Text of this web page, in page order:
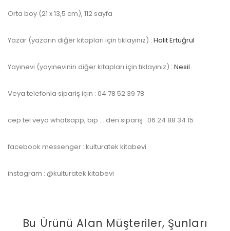
Orta boy (21 x 13,5 cm), 112 sayfa
Yazar (yazarın diğer kitapları için tıklayınız) : Halit Ertuğrul
Yayınevi (yayınevinin diğer kitapları için tıklayınız) : Nesil
Veya telefonla sipariş için : 04 78 52 39 78
cep tel veya whatsapp, bip … den sipariş : 06 24 88 34 15
facebook messenger : kulturatek kitabevi
instagram : @kulturatek kitabevi
Bu Ürünü Alan Müşteriler, Şunları